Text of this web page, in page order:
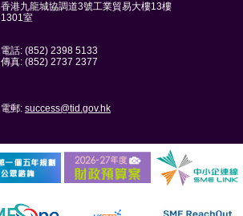
香港九龍城協調道3號工業貿易大樓13樓
1301室
電話: (852) 2398 5133
傳真: (852) 2737 2377
電郵: success@tid.gov.hk